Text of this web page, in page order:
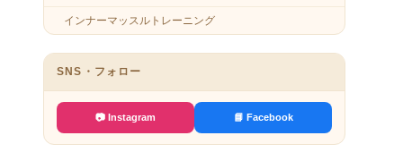
インナーマッスルトレーニング
SNS・フォロー
📷 Instagram 📘 Facebook